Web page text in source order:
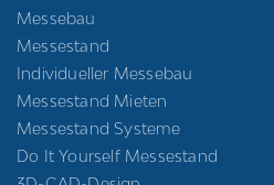
Messebau
Messestand
Individueller Messebau
Messestand Mieten
Messestand Systeme
Do It Yourself Messestand